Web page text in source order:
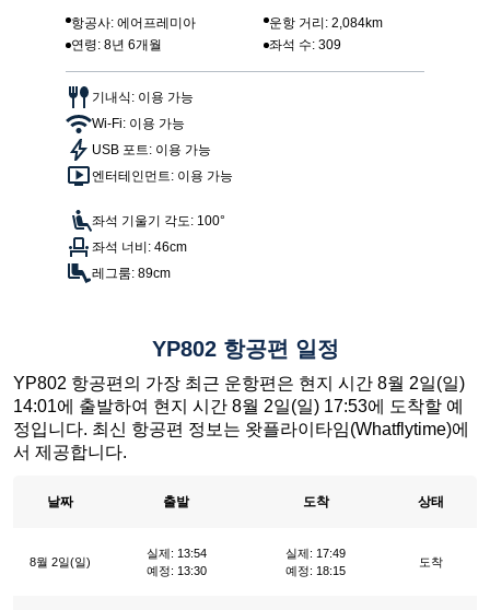
항공사: 에어프레미아
운항 거리: 2,084km
연령: 8년 6개월
좌석 수: 309
기내식: 이용 가능
Wi-Fi: 이용 가능
USB 포트: 이용 가능
엔터테인먼트: 이용 가능
좌석 기울기 각도: 100°
좌석 너비: 46cm
레그룸: 89cm
YP802 항공편 일정
YP802 항공편의 가장 최근 운항편은 현지 시간 8월 2일(일)
14:01에 출발하여 현지 시간 8월 2일(일) 17:53에 도착할 예
정입니다. 최신 항공편 정보는 왓플라이타임(Whatflytime)에
서 제공합니다.
날짜 출발 도착 상태
8월 2일(일)
실제: 13:54
예정: 13:30
실제: 17:49
예정: 18:15
도착